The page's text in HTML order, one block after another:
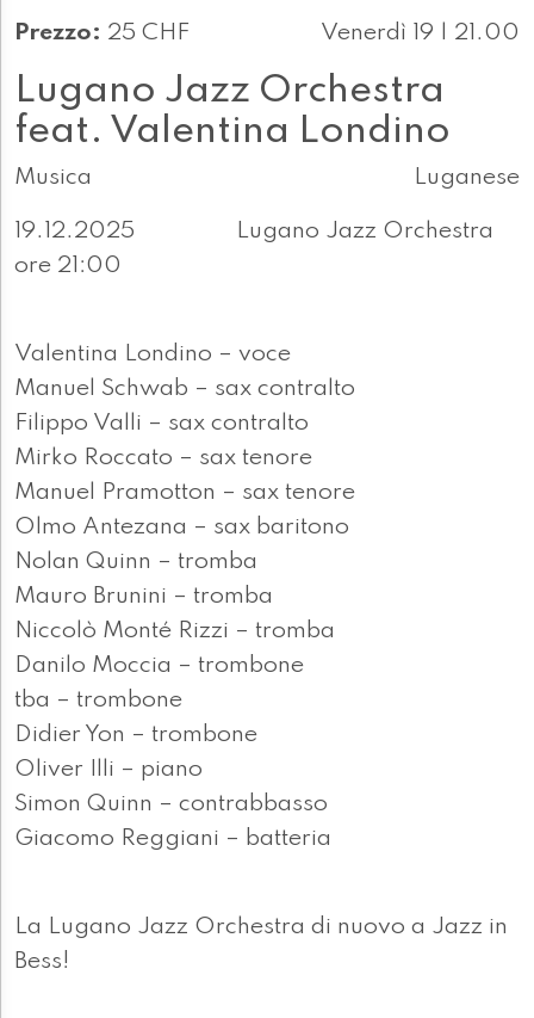
Prezzo: 25 CHF Venerdì 19 | 21.00
Lugano Jazz Orchestra
feat. Valentina Londino
Musica Luganese
19.12.2025 Lugano Jazz Orchestra
ore 21:00
Valentina Londino – voce
Manuel Schwab – sax contralto
Filippo Valli – sax contralto
Mirko Roccato – sax tenore
Manuel Pramotton – sax tenore
Olmo Antezana – sax baritono
Nolan Quinn – tromba
Mauro Brunini – tromba
Niccolò Monté Rizzi – tromba
Danilo Moccia – trombone
tba – trombone
Didier Yon – trombone
Oliver Illi – piano
Simon Quinn – contrabbasso
Giacomo Reggiani – batteria
La Lugano Jazz Orchestra di nuovo a Jazz in
Bess!